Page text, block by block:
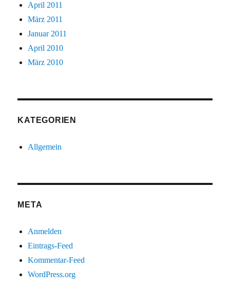
April 2011
März 2011
Januar 2011
April 2010
März 2010
KATEGORIEN
Allgemein
META
Anmelden
Eintrags-Feed
Kommentar-Feed
WordPress.org